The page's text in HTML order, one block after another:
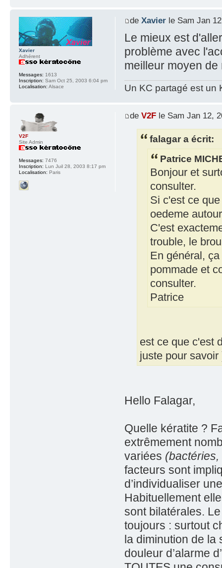
de Xavierle Sam Jan
Le mieux est
problème avec
meilleur moyen
Un KC partagé est un
Xavier
Adhérent
Messages: 1613
Inscription: Sam Oct 25, 2003 6:04 pm
Localisation: Alsace
de V2Fle Sam Jan 12,
falagar a écrit:
Patrice
Bonjour et
consulter.
Si c'est ce
oedeme
C'est
trouble, le
En général,
pommade et
consulter.
Patrice
est ce que c'est
juste pour savoir
Hello Falagar,
Quelle kératite ?
extrêmement
variées
facteurs sont
d’individualiser
Habituellement
sont bilatérales.
toujours : surtout
la diminution de
douleur d’alarme
V2F
Site Admin
Messages: 7476
Inscription: Lun Juil 28, 2003 8:17 pm
Localisation: Paris